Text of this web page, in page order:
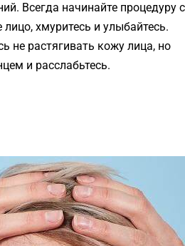
Всегда начинайте процедуру с
хмуритесь и улыбайтесь.
не растягивать кожу лица, но
и расслабьтесь.